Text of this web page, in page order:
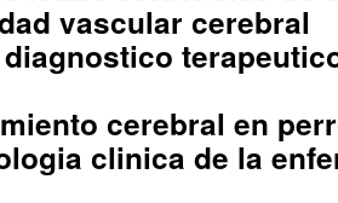
vascular cerebral
cerebral en
clinica de la